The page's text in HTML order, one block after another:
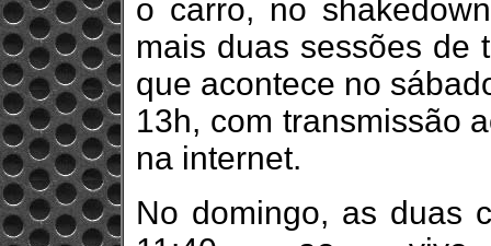
o carro, no
mais duas sessões de
que acontece no
13h, com transmissão
na internet.
No domingo, as duas